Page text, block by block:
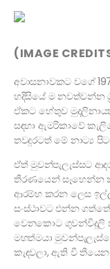
(IMAGE
අවාසනාවකට වගේ
හදිසියේ ම නවත්වන්න
ඒකට හේතුව
සඳහා ඇමරිකාවේ
තවදුරටත් මේ නාට්‍ය
ඒත් මුවන්පැලැස්සට
තීරණයෙන් සෑහෙන්න
ආරම්භ කරන ලෙස
සංස්ථාවට එන්න
වෙනකොට ගුවන්විදුලි
මහත්මයා
කැඳවලා, ඇති වී